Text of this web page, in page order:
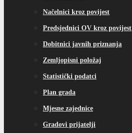
Načelnici kroz povijest
Predsjednici OV kroz povijest
Dobitnici javnih priznanja
Zemljopisni položaj
Statistički podatci
Plan grada
Mjesne zajednice
Gradovi prijatelji